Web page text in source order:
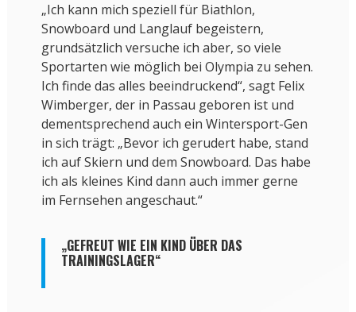
„Ich kann mich speziell für Biathlon,
Snowboard und Langlauf begeistern,
grundsätzlich versuche ich aber, so viele
Sportarten wie möglich bei Olympia zu sehen.
Ich finde das alles beeindruckend“, sagt Felix
Wimberger, der in Passau geboren ist und
dementsprechend auch ein Wintersport-Gen
in sich trägt: „Bevor ich gerudert habe, stand
ich auf Skiern und dem Snowboard. Das habe
ich als kleines Kind dann auch immer gerne
im Fernsehen angeschaut.“
„GEFREUT WIE EIN KIND ÜBER DAS
TRAININGSLAGER“